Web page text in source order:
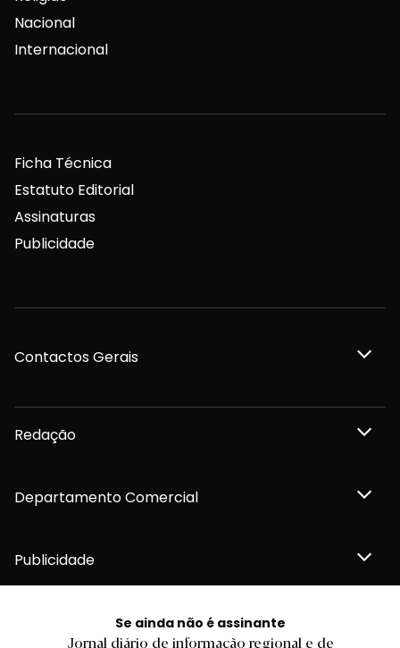
Se ainda não é assinante
Jornal diário de informação regional e de
Nacional
Internacional
Ficha Técnica
Estatuto Editorial
Assinaturas
Publicidade
Contactos Gerais
Redação
Departamento Comercial
Publicidade